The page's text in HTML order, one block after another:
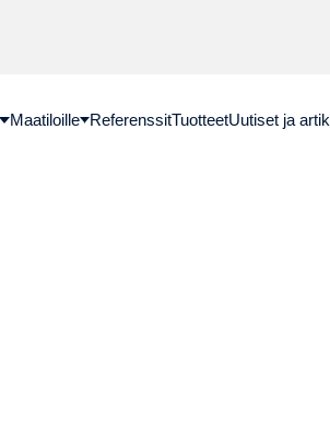
Maatiloille ReferenssitTuotteetUutiset ja